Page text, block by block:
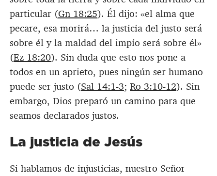
particular (Gn 18:25). Él dijo: «el alma que
pecare, esa morirá… la justicia del justo será
sobre él y la maldad del impío será sobre él»
(Ez 18:20). Sin duda que esto nos pone a
todos en un aprieto, pues ningún ser humano
puede ser justo (Sal 14:1-3; Ro 3:10-12). Sin
embargo, Dios preparó un camino para que
seamos declarados justos.
La justicia de Jesús
Si hablamos de injusticias, nuestro Señor